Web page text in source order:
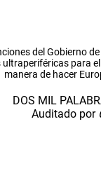
del Gobierno
para
manera de hacer
DOS MIL
Auditado por